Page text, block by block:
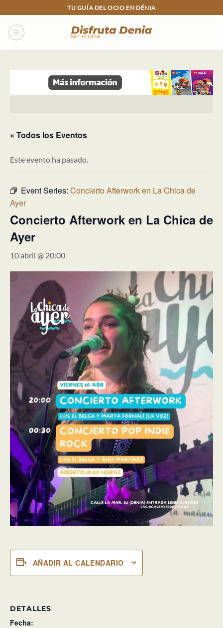
to
content
TU GUÍA DEL OCIO EN DÉNIA
« Todos los Eventos
Este evento ha pasado.
Event Series: Concierto Afterwork en La Chica de
Ayer
Concierto Afterwork en La Chica de
Ayer
10 abril @ 20:00
AÑADIR AL CALENDARIO
DETALLES
Fecha: